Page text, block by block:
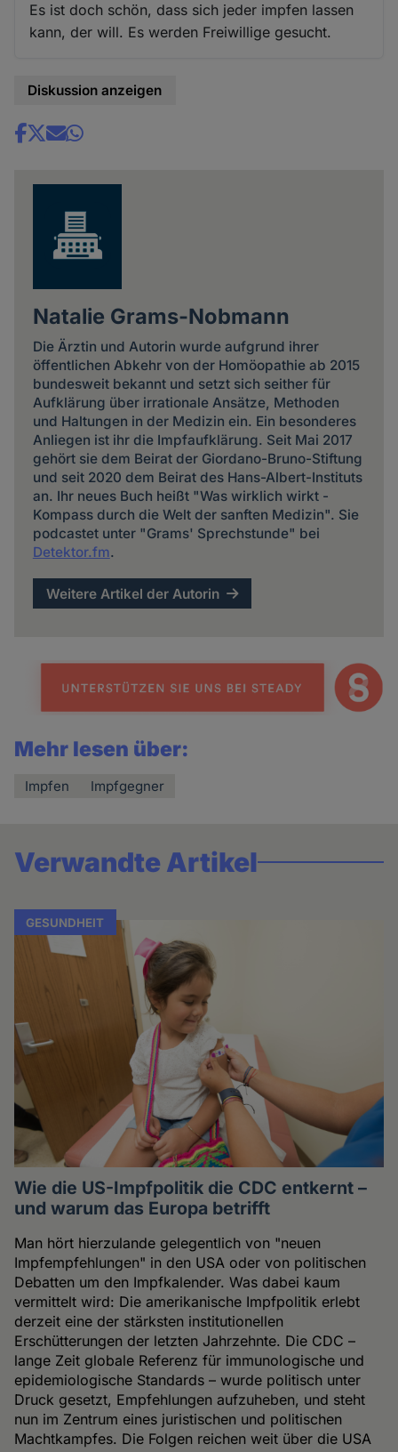
Es ist doch schön, dass sich jeder impfen lassen
kann, der will. Es werden Freiwillige gesucht.
Diskussion anzeigen
Share
Natalie Grams-Nobmann
Die Ärztin und Autorin wurde aufgrund ihrer
öffentlichen Abkehr von der Homöopathie ab 2015
bundesweit bekannt und setzt sich seither für
Aufklärung über irrationale Ansätze, Methoden
und Haltungen in der Medizin ein. Ein besonderes
Anliegen ist ihr die Impfaufklärung. Seit Mai 2017
gehört sie dem Beirat der Giordano-Bruno-Stiftung
und seit 2020 dem Beirat des Hans-Albert-Instituts
an. Ihr neues Buch heißt "Was wirklich wirkt -
Kompass durch die Welt der sanften Medizin". Sie
podcastet unter "Grams' Sprechstunde" bei
Detektor.fm.
Weitere Artikel der Autorin
Mehr lesen über:
Impfen Impfgegner
Verwandte Artikel
GESUNDHEIT
Wie die US-Impfpolitik die CDC entkernt –
und warum das Europa betrifft
Man hört hierzulande gelegentlich von "neuen
Impfempfehlungen" in den USA oder von politischen
Debatten um den Impfkalender. Was dabei kaum
vermittelt wird: Die amerikanische Impfpolitik erlebt
derzeit eine der stärksten institutionellen
Erschütterungen der letzten Jahrzehnte. Die CDC –
lange Zeit globale Referenz für immunologische und
epidemiologische Standards – wurde politisch unter
Druck gesetzt, Empfehlungen aufzuheben, und steht
nun im Zentrum eines juristischen und politischen
Machtkampfes. Die Folgen reichen weit über die USA